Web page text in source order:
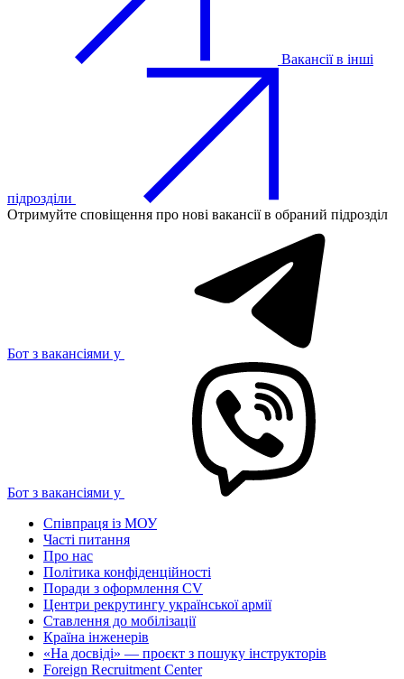
Вакансії в інші
підрозділи
Отримуйте сповіщення про нові вакансії в обраний підрозділ
Бот з вакансіями у
Бот з вакансіями у
Співпраця із МОУ
Часті питання
Про нас
Політика конфіденційності
Поради з оформлення CV
Центри рекрутингу української армії
Ставлення до мобілізації
Країна інженерів
«На досвіді» — проєкт з пошуку інструкторів
Foreign Recruitment Center